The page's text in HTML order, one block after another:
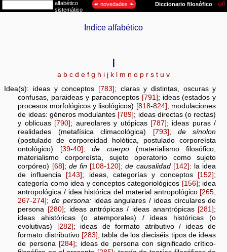
Indice alfabético
I
a b c d e f g h i j k m n o p r s t u v
Idea(s): ideas y conceptos
[783] ; claras y distintas, oscuras y
confusas, paraideas y paraconceptos [791] ; ideas (estados y
procesos morfológicos y lisológicos) [818-824] ; modulaciones
de ideas: géneros modulantes [789] ; ideas directas (o rectas)
y oblicuas [790] ; aureolares y utópicas [787] ; ideas puras /
realidades (metafísica climacológica)
[793] ; de sínolon
(postulado de corporeidad holótica, postulado corporeísta
ontológico)
[39-40]; de cuerpo(materialismo filosófico,
materialismo corporeísta, sujeto operatorio como sujeto
corpóreo) [68] ; de fin [108-120]; de causalidad [142] : la idea
de influencia
[143] ; ideas, categorías y conceptos [152] ;
categoría como idea y conceptos categoriológicos [156] ; idea
antropológica / idea histórica del material antropológico [265,
267-274]; de persona:ideas angulares / ideas circulares de
persona [280] ; ideas antrópicas / ideas anantrópicas [281] ;
ideas ahistóricas (o atemporales) / ideas históricas (o
evolutivas)
[282] ; ideas de formato atributivo / ideas de
formato distributivo [283] ; tabla de los dieciséis tipos de ideas
de persona [284] ; ideas de persona con significado crítico-